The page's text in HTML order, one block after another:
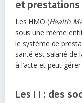
et prestations
Les HMO (Health
sous une même
le système de
santé est salarié de
à l’acte et peut
Les I I : des